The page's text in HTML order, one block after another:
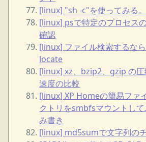
[linux] "sh -c"を使ってみる。
[linux] psで特定のプロセス
確認
[linux] ファイル検索するな
locate
[linux] xz、bzip2、gzip の圧
速度の比較
[linux] XP Homeの簡易ファ
クトリをsmbfsマウントし
み書き
[linux] md5sumで文字列の